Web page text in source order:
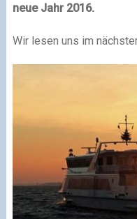
neue Jahr 2016.
Wir lesen uns im